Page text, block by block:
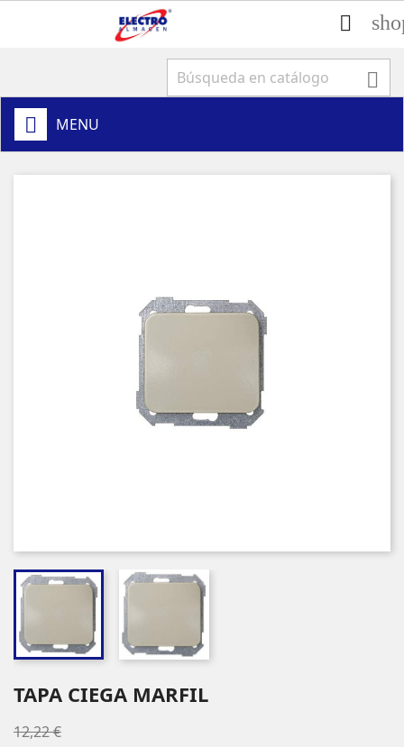


MENU
TAPA CIEGA MARFIL
12,22 €